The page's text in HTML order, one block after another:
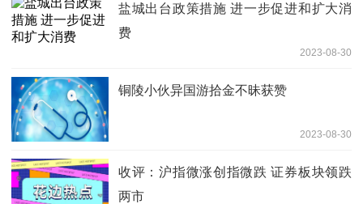
盐城出台政策措施 进一步促进和扩大消
费
2023-08-30
铜陵小伙异国游拾金不昧获赞
2023-08-30
收评：沪指微涨创指微跌 证券板块领跌
两市